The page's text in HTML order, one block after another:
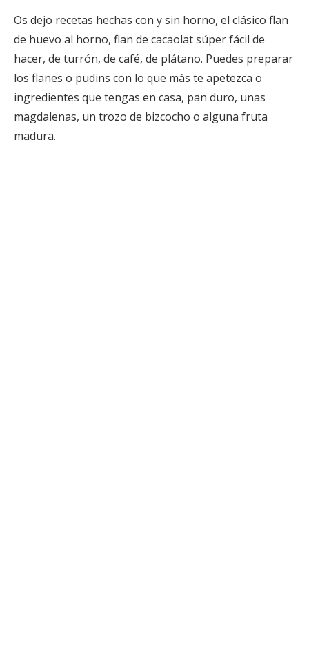
Os dejo recetas hechas con y sin horno, el clásico flan
de huevo al horno, flan de cacaolat súper fácil de
hacer, de turrón, de café, de plátano. Puedes preparar
los flanes o pudins con lo que más te apetezca o
ingredientes que tengas en casa, pan duro, unas
magdalenas, un trozo de bizcocho o alguna fruta
madura.